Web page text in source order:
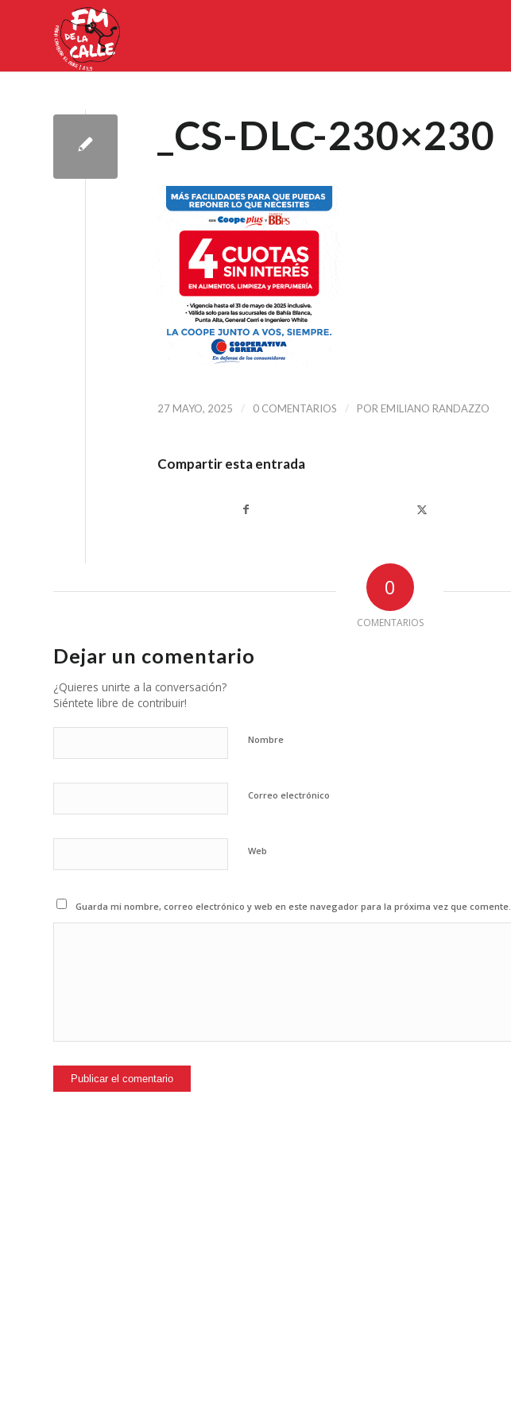
_CS-DLC-230×230
27 MAYO, 2025 / 0 COMENTARIOS / POR EMILIANO RANDAZZO
Compartir esta entrada
0
COMENTARIOS
Dejar un comentario
¿Quieres unirte a la conversación?
Siéntete libre de contribuir!
Nombre
Correo electrónico
Web
Guarda mi nombre, correo electrónico y web en este navegador para la próxima vez que comente.